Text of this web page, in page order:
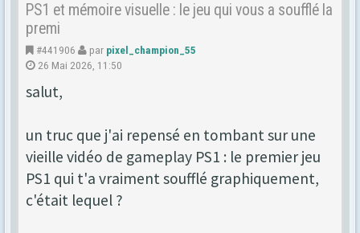
PS1 et mémoire visuelle : le jeu qui vous a soufflé la
premi
#441906 par pixel_champion_55
26 Mai 2026, 11:50
salut,
un truc que j'ai repensé en tombant sur une
vieille vidéo de gameplay PS1 : le premier jeu
PS1 qui t'a vraiment soufflé graphiquement,
c'était lequel ?